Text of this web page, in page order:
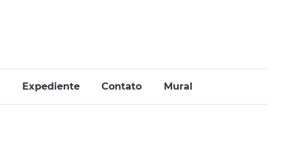
Expediente Contato Mural